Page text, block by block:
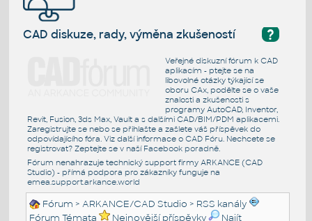
?
CAD diskuze, rady, výměna zkušeností
Veřejné diskuzní fórum k CAD
aplikacím - ptejte se na
libovolné otázky týkající se
oboru CAx, podělte se o vaše
znalosti a zkušenosti s
programy AutoCAD, Inventor,
Revit, Fusion, 3ds Max, Vault a s dalšími CAD/BIM/PDM aplikacemi.
Zaregistrujte se nebo se přihlašte a zašlete váš příspěvek do
odpovídajícího fóra. Viz další informace o CAD Fóru. Nechcete se
registrovat? Zeptejte se v naší Facebook poradně.
Fórum nenahrazuje technický support firmy ARKANCE (CAD
Studio) - přímá podpora pro zákazníky funguje na
emea.support.arkance.world
Fórum >ARKANCE/CAD Studio > RSS kanály
Fórum Témata
Nejnovější příspěvky
Najít